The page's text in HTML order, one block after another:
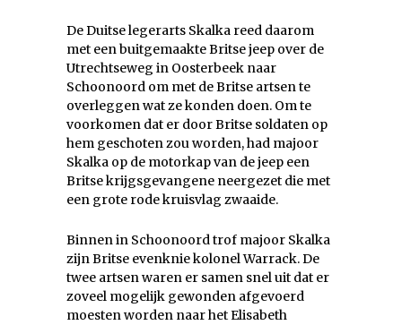
De Duitse legerarts Skalka reed daarom
met een buitgemaakte Britse jeep over de
Utrechtseweg in Oosterbeek naar
Schoonoord om met de Britse artsen te
overleggen wat ze konden doen. Om te
voorkomen dat er door Britse soldaten op
hem geschoten zou worden, had majoor
Skalka op de motorkap van de jeep een
Britse krijgsgevangene neergezet die met
een grote rode kruisvlag zwaaide.
Binnen in Schoonoord trof majoor Skalka
zijn Britse evenknie kolonel Warrack. De
twee artsen waren er samen snel uit dat er
zoveel mogelijk gewonden afgevoerd
moesten worden naar het Elisabeth